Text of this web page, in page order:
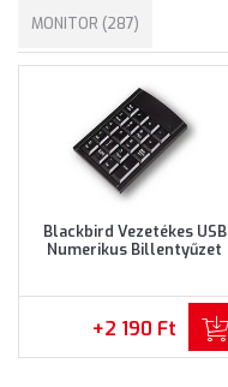
MONITOR (287)
Blackbird Vezetékes USB
Numerikus Billentyűzet
+2 190 Ft